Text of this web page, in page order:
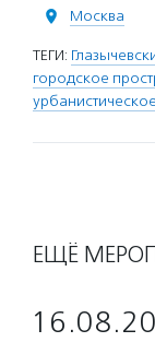
Москва
ТЕГИ:
городское
ЕЩЁ